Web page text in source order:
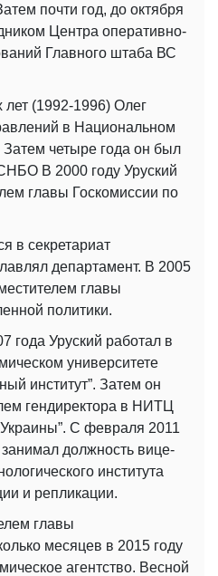
почти год, до октября
Центра оперативно-
Главного штаба ВС
(1992-1996) Олег
в Национальном
Затем четыре года он был
В 2000 году Уруский
главы Госкомиссии по
в секретариат
департамент. В 2005
главы
политики.
года Уруский работал в
университете
институт”. Затем он
гендиректора в НИТЦ
С февраля 2011
должность вице-
института
и репликации.
главы
месяцев в 2015 году
агентство. Весной